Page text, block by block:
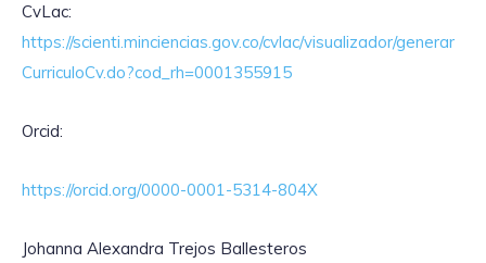
CvLac:
https://scienti.minciencias.gov.co/cvlac/visualizador/generar
CurriculoCv.do?cod_rh=0001355915
Orcid:
https://orcid.org/0000-0001-5314-804X
Johanna Alexandra Trejos Ballesteros